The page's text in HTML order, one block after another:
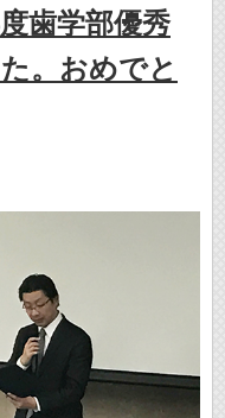
歯学部優秀
。おめでと